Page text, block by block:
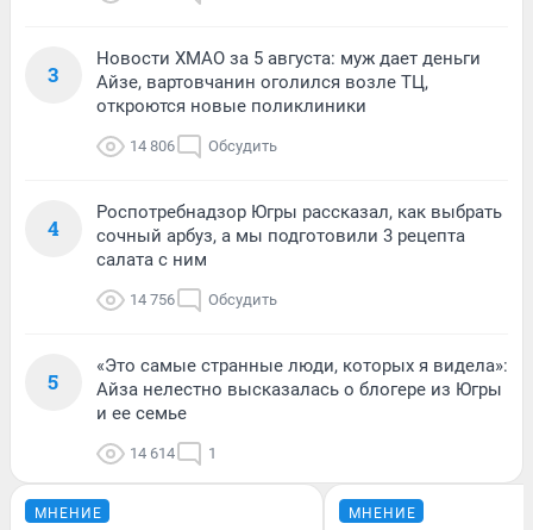
3
Новости ХМАО за 5 августа: муж дает деньги
Айзе, вартовчанин оголился возле ТЦ,
откроются новые поликлиники
14 806 Обсудить
4
Роспотребнадзор Югры рассказал, как выбрать
сочный арбуз, а мы подготовили 3 рецепта
салата с ним
14 756 Обсудить
5
«Это самые странные люди, которых я видела»:
Айза нелестно высказалась о блогере из Югры
и ее семье
14 614 1
МНЕНИЕ МНЕНИЕ